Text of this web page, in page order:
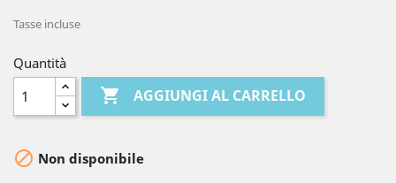
Tasse incluse
Quantità
 AGGIUNGI AL CARRELLO
 Non disponibile